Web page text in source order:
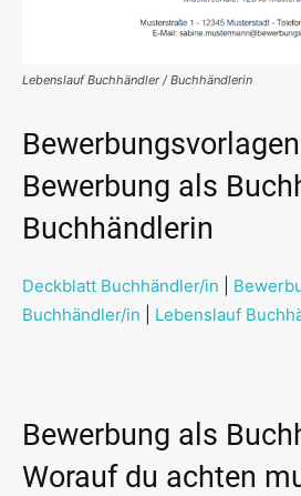
Lebenslauf Buchhändler / Buchhändlerin
Bewerbung als
Buchhändlerin
Deckblatt Buchhändler/in
Buchhändler/in
Lebenslauf
Bewerbung als
Worauf du achten